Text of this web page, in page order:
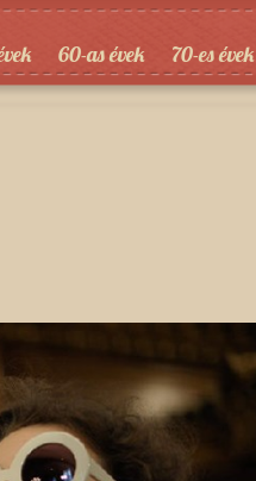
60-as évek 70-es évek